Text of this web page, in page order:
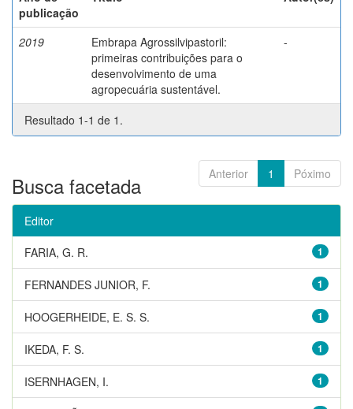
publicação
2019
Embrapa Agrossilvipastoril:
primeiras contribuições para o
desenvolvimento de uma
agropecuária sustentável.
-
Resultado 1-1 de 1.
Anterior 1 Póximo
Busca facetada
Editor
1
FARIA, G. R.
1
FERNANDES JUNIOR, F.
1
HOOGERHEIDE, E. S. S.
1
IKEDA, F. S.
1
ISERNHAGEN, I.